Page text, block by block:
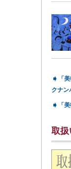
➧
「
クナン
➧ 「
取扱